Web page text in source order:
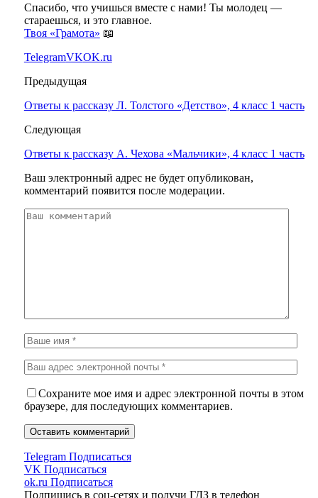
Спасибо, что учишься вместе с нами! Ты молодец —
стараешься, и это главное.
Твоя «Грамота» 📖
TelegramVKOK.ru
Предыдущая
Ответы к рассказу Л. Толстого «Детство», 4 класс 1 часть
Следующая
Ответы к рассказу А. Чехова «Мальчики», 4 класс 1 часть
Ваш электронный адрес не будет опубликован,
комментарий появится после модерации.
Сохраните мое имя и адрес электронной почты в этом
браузере, для последующих комментариев.
Telegram Подписаться
VK Подписаться
ok.ru Подписаться
Подпишись в соц-сетях и получи ГДЗ в телефон